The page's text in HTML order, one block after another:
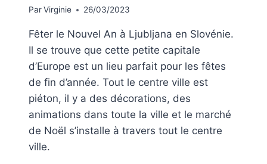
ParVirginie 26/03/2023
Fêter le Nouvel An à Ljubljana en Slovénie.
Il se trouve que cette petite capitale
d’Europe est un lieu parfait pour les fêtes
de fin d’année. Tout le centre ville est
piéton, il y a des décorations, des
animations dans toute la ville et le marché
de Noël s’installe à travers tout le centre
ville.